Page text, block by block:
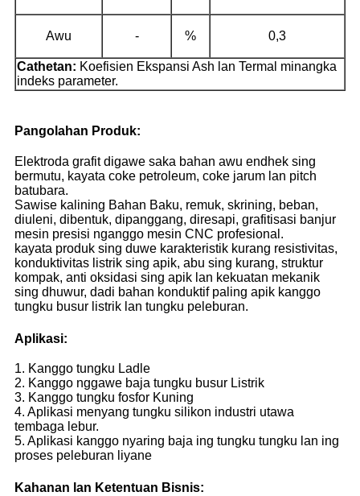
Awu - % 0,3
Cathetan: Koefisien Ekspansi Ash lan Termal minangka
indeks parameter.
Pangolahan Produk:
Elektroda grafit digawe saka bahan awu endhek sing
bermutu, kayata coke petroleum, coke jarum lan pitch
batubara.
Sawise kalining Bahan Baku, remuk, skrining, beban,
diuleni, dibentuk, dipanggang, diresapi, grafitisasi banjur
mesin presisi nganggo mesin CNC profesional.
kayata produk sing duwe karakteristik kurang resistivitas,
konduktivitas listrik sing apik, abu sing kurang, struktur
kompak, anti oksidasi sing apik lan kekuatan mekanik
sing dhuwur, dadi bahan konduktif paling apik kanggo
tungku busur listrik lan tungku peleburan.
Aplikasi:
1. Kanggo tungku Ladle
2. Kanggo nggawe baja tungku busur Listrik
3. Kanggo tungku fosfor Kuning
4. Aplikasi menyang tungku silikon industri utawa
tembaga lebur.
5. Aplikasi kanggo nyaring baja ing tungku tungku lan ing
proses peleburan liyane
Kahanan lan Ketentuan Bisnis: